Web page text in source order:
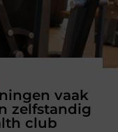
vaak
zelfstandig
club